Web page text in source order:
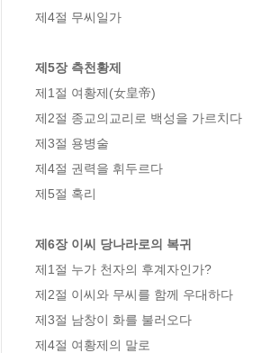
제4절 무씨일가
제5장 측천황제
제1절 여황제(女皇帝)
제2절 종교의교리로 백성을 가르치다
제3절 용병술
제4절 권력을 휘두르다
제5절 혹리
제6장 이씨 당나라로의 복귀
제1절 누가 천자의 후계자인가?
제2절 이씨와 무씨를 함께 우대하다
제3절 남창이 화를 불러오다
제4절 여황제의 말로